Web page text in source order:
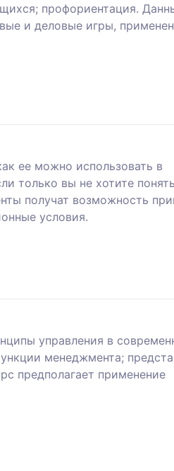
профориентация.
и деловые игры,
ее можно использовать в
только вы не хотите
получат возможность
условия.
управления в
менеджмента;
предполагает применение